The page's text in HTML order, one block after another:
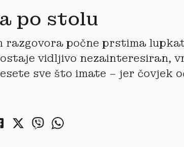
po stolu
razgovora počne prstima
vidljivo nezainteresiran,
sve što imate – jer čovjek